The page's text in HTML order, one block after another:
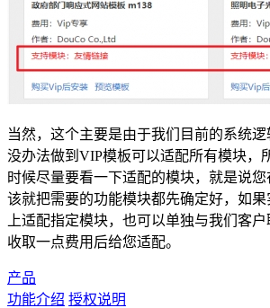
当然，这个主要是由于我们目前的系统
没办法做到VIP模板可以适配所有模块，
时候尽量要看一下适配的模块，就是说
该就把需要的功能模块都先确定好，如
上适配指定模块，也可以单独与我们客
收取一点费用后给您适配。
产品
功能介绍 授权说明